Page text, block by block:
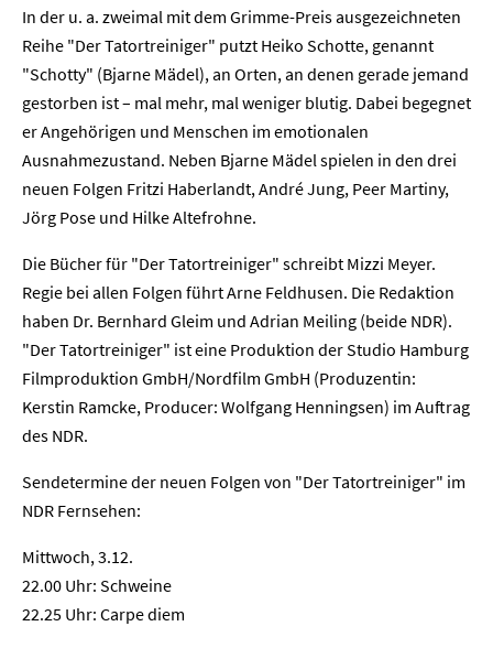
In der u. a. zweimal mit dem Grimme-Preis ausgezeichneten
Reihe "Der Tatortreiniger" putzt Heiko Schotte, genannt
"Schotty" (Bjarne Mädel), an Orten, an denen gerade jemand
gestorben ist – mal mehr, mal weniger blutig. Dabei begegnet
er Angehörigen und Menschen im emotionalen
Ausnahmezustand. Neben Bjarne Mädel spielen in den drei
neuen Folgen Fritzi Haberlandt, André Jung, Peer Martiny,
Jörg Pose und Hilke Altefrohne.
Die Bücher für "Der Tatortreiniger" schreibt Mizzi Meyer.
Regie bei allen Folgen führt Arne Feldhusen. Die Redaktion
haben Dr. Bernhard Gleim und Adrian Meiling (beide NDR).
"Der Tatortreiniger" ist eine Produktion der Studio Hamburg
Filmproduktion GmbH/Nordfilm GmbH (Produzentin:
Kerstin Ramcke, Producer: Wolfgang Henningsen) im Auftrag
des NDR.
Sendetermine der neuen Folgen von "Der Tatortreiniger" im
NDR Fernsehen:
Mittwoch, 3.12.
22.00 Uhr: Schweine
22.25 Uhr: Carpe diem
Home
Unternehmen
Presse